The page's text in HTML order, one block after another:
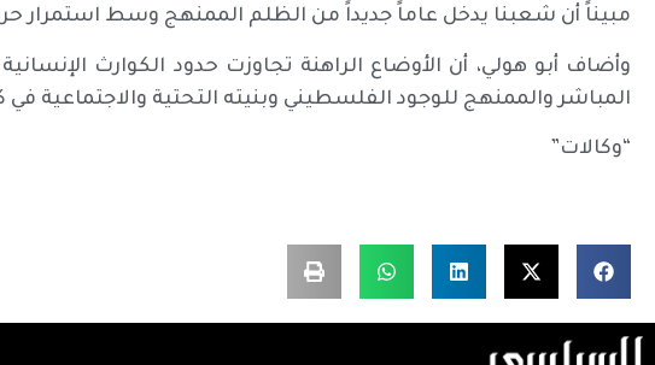
مبيناً أن شعبنا يدخل عاماً جديداً من الظلم الممنهج وسط استمرار حرب
وأضاف أبو هولي، أن الأوضاع الراهنة تجاوزت حدود الكوارث
المباشر والممنهج للوجود الفلسطيني وبنيته التحتية والاجتماعية
“وكالات”